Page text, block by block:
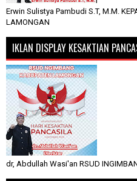
Erwin Sulistya Pambudi S.T, M.M.
LAMONGAN
IKLAN DISPLAY KESAKTIAN
dr, Abdullah Wasi'an RSUD